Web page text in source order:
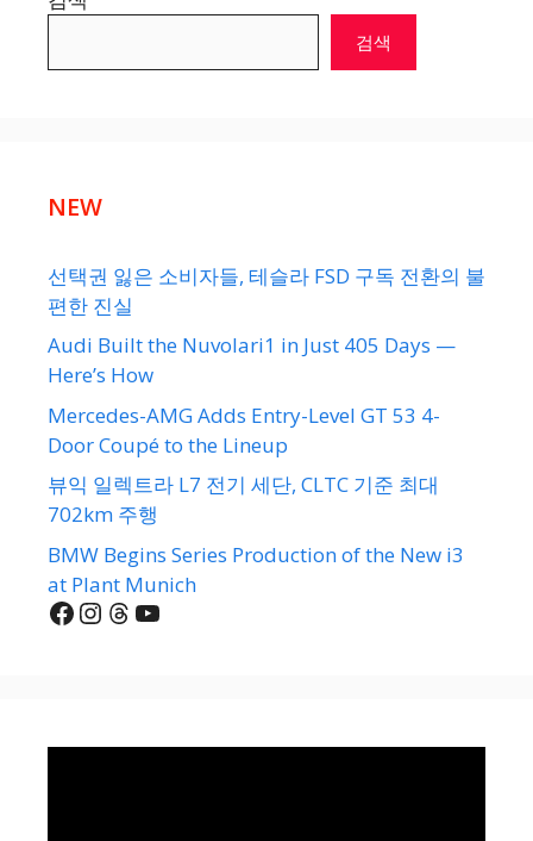
검색
NEW
선택권 잃은 소비자들, 테슬라 FSD 구독 전환의 불
편한 진실
Audi Built the Nuvolari1 in Just 405 Days —
Here’s How
Mercedes-AMG Adds Entry-Level GT 53 4-
Door Coupé to the Lineup
뷰익 일렉트라 L7 전기 세단, CLTC 기준 최대
702km 주행
BMW Begins Series Production of the New i3
at Plant Munich
Facebook
Instagram
Threads
YouTube